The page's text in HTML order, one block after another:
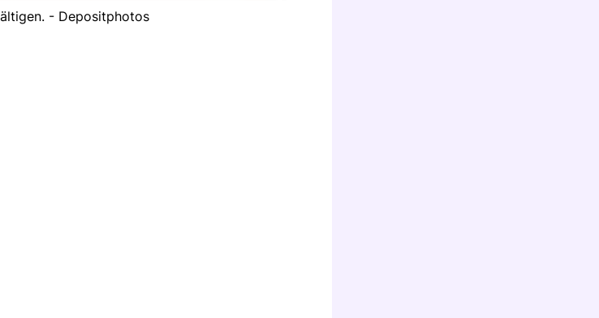
- Depositphotos